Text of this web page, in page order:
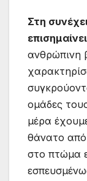
Στη
επισημαίνει
ανθρώπινη
ομάδες
μέρα
θάνατο
στο πτώμα